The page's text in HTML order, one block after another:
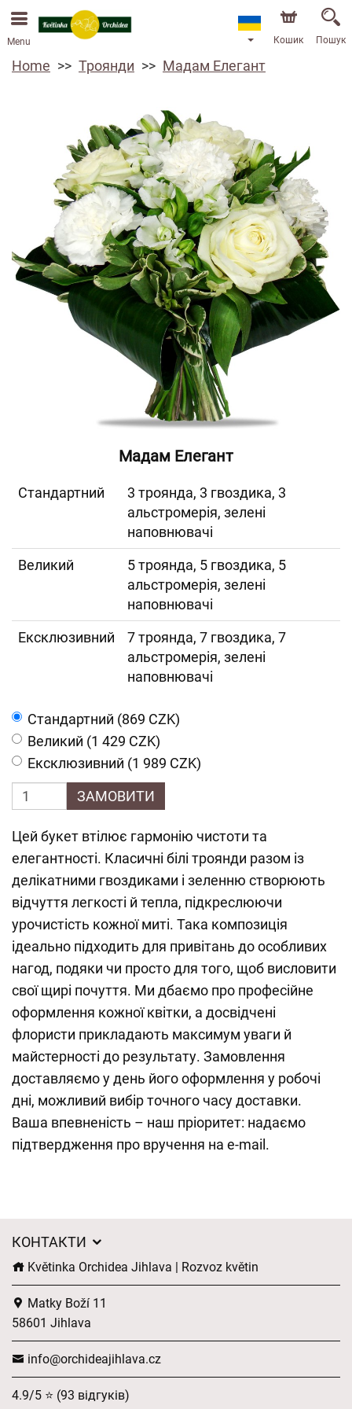
Menu Кошик Пошук
Home Троянди Мадам Елегант
Мадам Елегант
Cтандартний
3 троянда, 3 гвоздика, 3
альстромерія, зелені
наповнювачі
Великий
5 троянда, 5 гвоздика, 5
альстромерія, зелені
наповнювачі
Ексклюзивний
7 троянда, 7 гвоздика, 7
альстромерія, зелені
наповнювачі
Cтандартний (869 CZK)
Великий (1 429 CZK)
Ексклюзивний (1 989 CZK)
ЗАМОВИТИ
Цей букет втілює гармонію чистоти та
елегантності. Класичні білі троянди разом із
делікатними гвоздиками і зеленню створюють
відчуття легкості й тепла, підкреслюючи
урочистість кожної миті. Така композиція
ідеально підходить для привітань до особливих
нагод, подяки чи просто для того, щоб висловити
свої щирі почуття. Ми дбаємо про професійне
оформлення кожної квітки, а досвідчені
флористи прикладають максимум уваги й
майстерності до результату. Замовлення
доставляємо у день його оформлення у робочі
дні, можливий вибір точного часу доставки.
Ваша впевненість – наш пріоритет: надаємо
підтвердження про вручення на e-mail.
КОНТАКТИ
Květinka Orchidea Jihlava | Rozvoz květin
Matky Boží 11
58601 Jihlava
info@orchideajihlava.cz
4.9/5 ⭐ (93 відгуків)